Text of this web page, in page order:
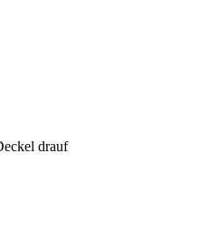
drauf